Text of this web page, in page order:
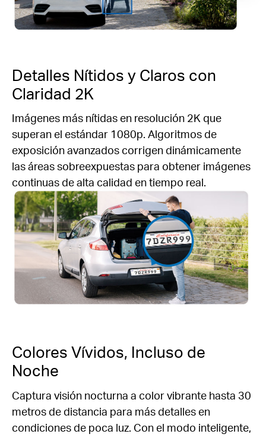
Detalles Nítidos y Claros con
Claridad 2K
Imágenes más nítidas en resolución 2K que
superan el estándar 1080p. Algoritmos de
exposición avanzados corrigen dinámicamente
las áreas sobreexpuestas para obtener imágenes
continuas de alta calidad en tiempo real.
Colores Vívidos, Incluso de
Noche
Captura visión nocturna a color vibrante hasta 30
metros de distancia para más detalles en
condiciones de poca luz. Con el modo inteligente,